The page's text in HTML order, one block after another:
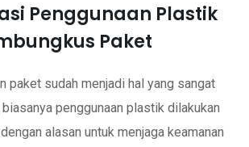
Penggunaan Plastik
Paket
paket sudah menjadi hal yang sangat
penggunaan plastik dilakukan
alasan untuk menjaga keamanan